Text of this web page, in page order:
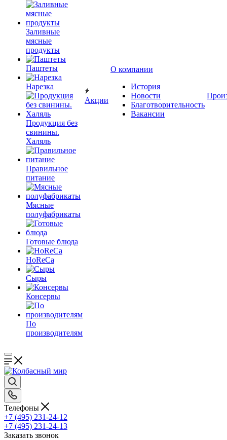
Заливные
мясные
продукты
Паштеты
Нарезка
Продукция без
свинины.
Халяль
Правильное
питание
Мясные
полуфабрикаты
Готовые блюда
HoReCa
Сыры
Консервы
По
производителям
Акции
О компании
История
Новости
Благотворительность
Вакансии
Телефоны
+7 (495) 231-24-12
+7 (495) 231-24-13
Заказать звонок